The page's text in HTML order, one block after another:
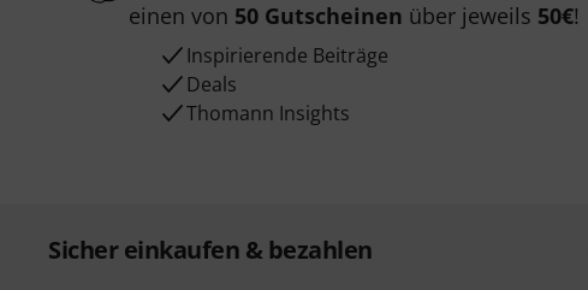
einen von 50 Gutscheinen über jeweils 50€!
Inspirierende Beiträge
Deals
Thomann Insights
Sicher einkaufen & bezahlen